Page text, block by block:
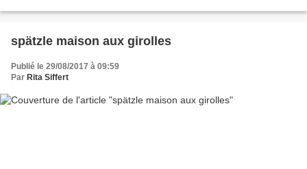
spätzle maison aux girolles
Publié le 29/08/2017 à 09:59
Par Rita Siffert